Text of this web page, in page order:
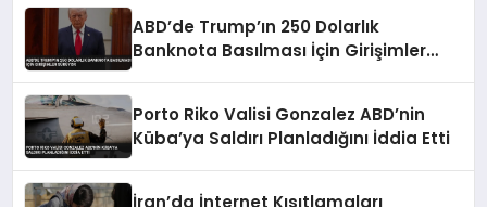
ABD’de Trump’ın 250 Dolarlık
Banknota Basılması İçin Girişimler
Porto Riko Valisi Gonzalez ABD’nin
Küba’ya Saldırı Planladığını İddia Etti
İran’da İnternet Kısıtlamaları